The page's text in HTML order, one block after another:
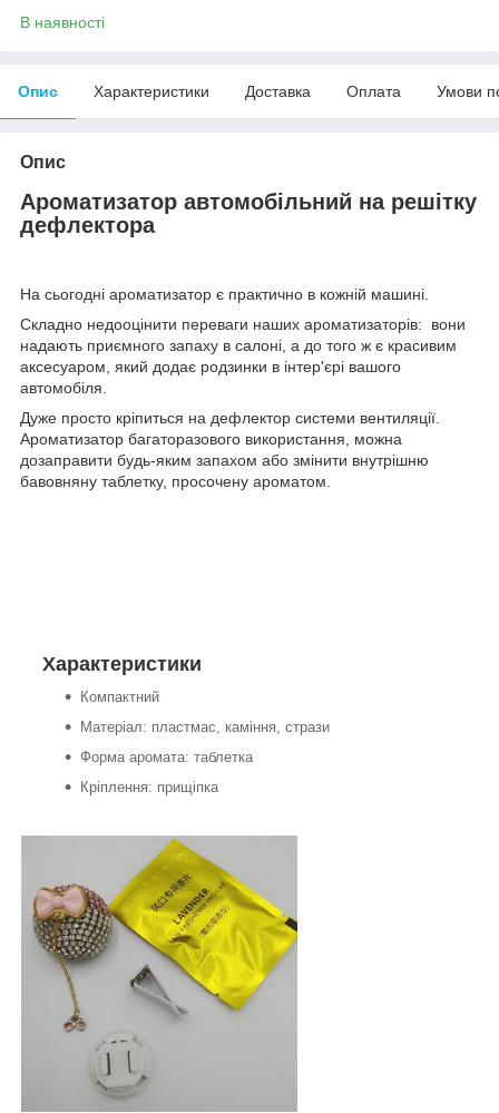
В наявності
Опис Характеристики Доставка Оплата Умови
Опис
Ароматизатор автомобільний на решітку
дефлектора
На сьогодні ароматизатор є практично в кожній машині.
Складно недооцінити переваги наших ароматизаторів: вони
надають приємного запаху в салоні, а до того ж є красивим
аксесуаром, який додає родзинки в інтер'єрі вашого
автомобіля.
Дуже просто кріпиться на дефлектор системи вентиляції.
Ароматизатор багаторазового використання, можна
дозаправити будь-яким запахом або змінити внутрішню
бавовняну таблетку, просочену ароматом.
Характеристики
Компактний
Матеріал: пластмас, каміння, стрази
Форма аромата: таблетка
Кріплення: прищіпка